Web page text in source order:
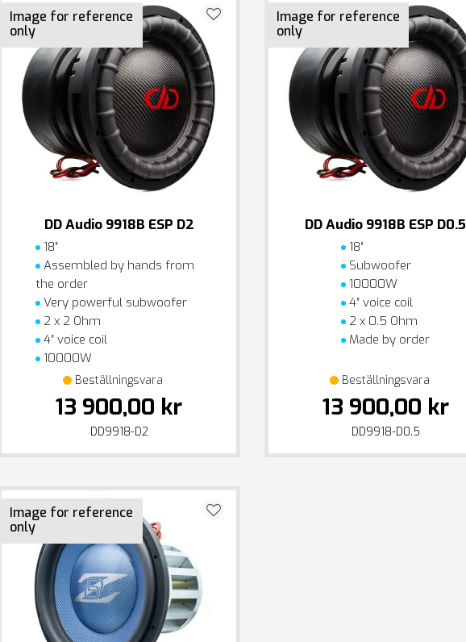
Image for reference
only
DD Audio 9918B ESP D2
18″
Assembled by hands from
the order
Very powerful subwoofer
2 x 2 Ohm
4″ voice coil
10000W
Beställningsvara
13 900,00 kr
DD9918-D2
Image for reference
only
DD Audio 9918B ESP D0.5
18″
Subwoofer
10000W
4″ voice coil
2 x 0.5 Ohm
Made by order
Beställningsvara
13 900,00 kr
DD9918-D0.5
Image for reference
only